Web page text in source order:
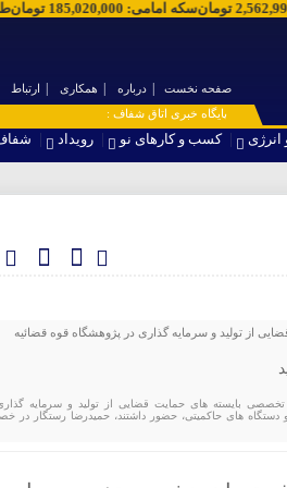
سکه امامی:
185,020,000 تومان تومان
صفحه نخست درباره همکاری
ارتباط
۞ پایگاه خبری اتاق شفاف :
کسب و کارهای نو رویداد
از تولید و سرمایه گذاری در پژوهشگاه قوه قضائیه
تهران، نشست تخصصی بایسته های حمایت قضایی از تولید و سرمایه
های حاکمیتی، حضور داشتند، حمیدرضا رستگار در